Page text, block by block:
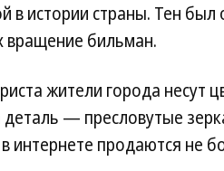
в истории страны. Тен был
вращение бильман.
жители города несут
— пресловутые
интернете продаются не